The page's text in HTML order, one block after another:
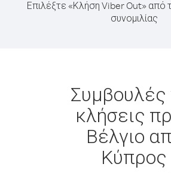
Επιλέξτε «Κλήση Viber Out» από
συνομιλίας
Συμβουλές
κλήσεις
Βέλγιο
Κύπρος